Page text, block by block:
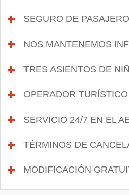
SEGURO DE PASAJERO
TRES ASIENTOS DE
TÉRMINOS DE
MODIFICACIÓN